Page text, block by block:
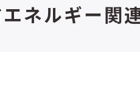
ネルギー関